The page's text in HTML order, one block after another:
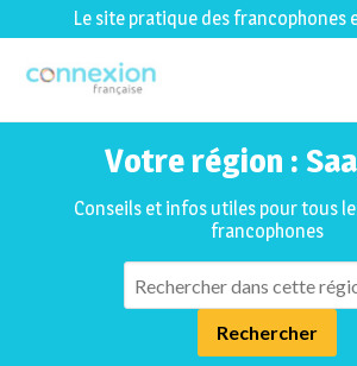
Le site pratique des francophones
Votre région :
Conseils et infos utiles pour tous
francophones